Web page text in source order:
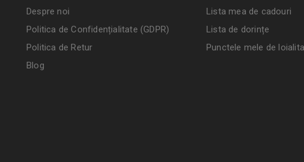
Despre noi
Politica de Confidențialitate (GDPR)
Politica de Retur
Blog
Lista mea de cadouri
Lista de dorințe
Punctele mele de